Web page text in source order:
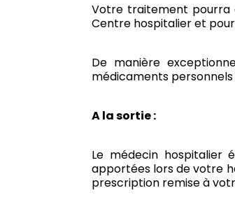
Votre traitement pourra
Centre hospitalier et
De manière
médicaments
A la sortie :
Le médecin hospitalier
apportées lors de votre
prescription remise à